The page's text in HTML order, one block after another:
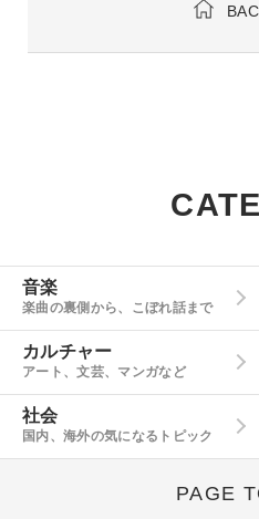
音楽
楽曲の裏側から、こぼれ話まで
カルチャー
アート、文芸、マンガなど
社会
国内、海外の気になるトピック
PAGE